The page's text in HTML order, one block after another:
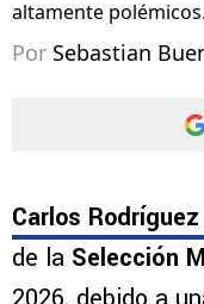
altamente polémicos.
Por Sebastian
Carlos
de la Selección